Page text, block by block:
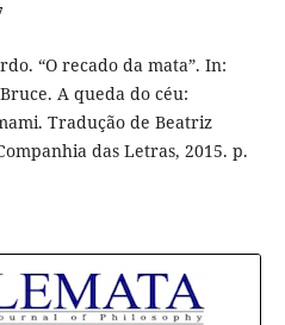
“O recado da mata”. In:
A queda do céu:
Tradução de Beatriz
das Letras, 2015. p.